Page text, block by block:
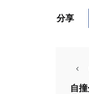
分享
自